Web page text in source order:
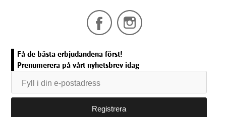
Få de bästa erbjudandena först!
Prenumerera på vårt nyhetsbrev idag